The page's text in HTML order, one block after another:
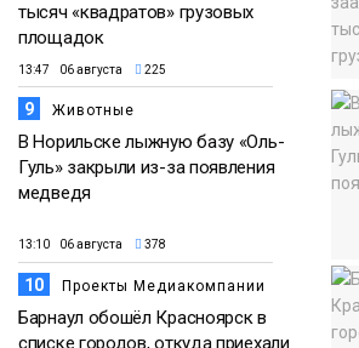
тысяч «квадратов» грузовых
площадок
13:47 06 августа 225
9 Животные
В Норильске лыжную базу «Оль-
Гуль» закрыли из-за появления
медведя
13:10 06 августа 378
10 Проекты Медиакомпании
Барнаул обошёл Красноярск в